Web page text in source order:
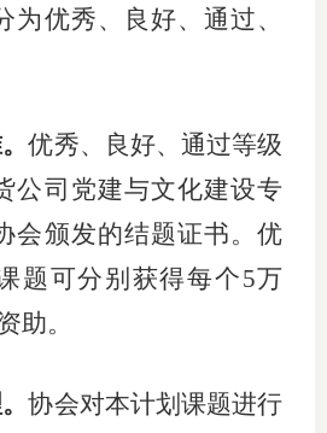
为优秀、良好、通过、
优秀、良好、通过等级
公司党建与文化建设专
会颁发的结题证书。优
题可分别获得每个5万
助。
。协会对本计划课题进行